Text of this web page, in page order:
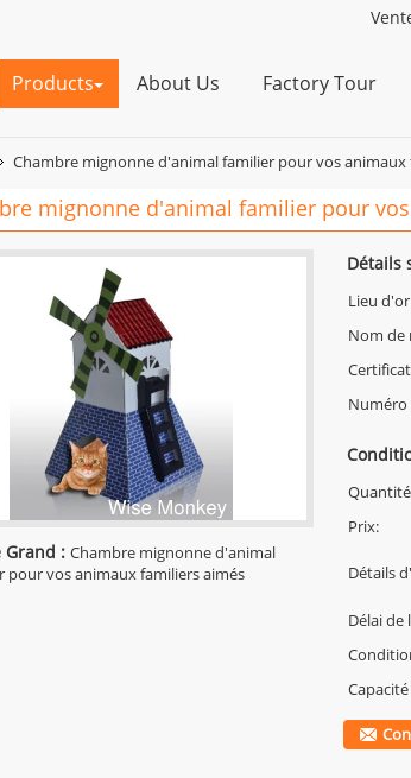
Products About Us Factory Tour
Chambre mignonne d'animal familier pour vos animaux
mignonne d'animal familier pour
Grand : Chambre mignonne d'animal
pour vos animaux familiers aimés
Détails
Lieu
Nom de
Numéro
Prix:
Détails
Délai de